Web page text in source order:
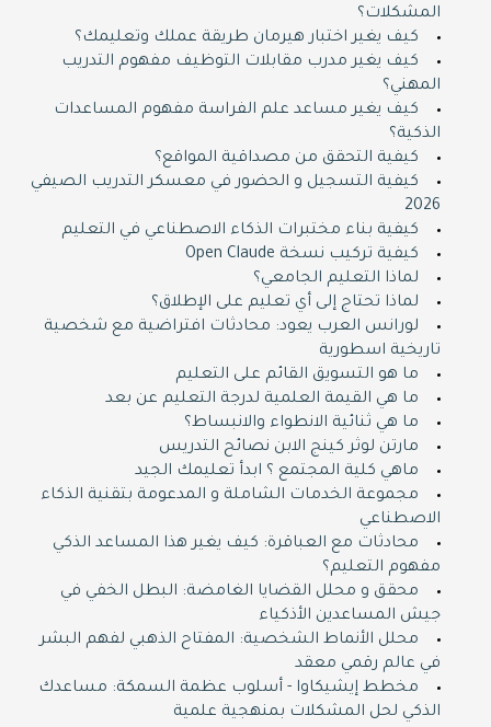
المشكلات؟
كيف يغير اختبار هيرمان طريقة عملك وتعليمك؟
كيف يغير مدرب مقابلات التوظيف مفهوم التدريب
المهني؟
كيف يغير مساعد علم الفراسة مفهوم المساعدات
الذكية؟
كيفية التحقق من مصداقية المواقع؟
كيفية التسجيل و الحضور في معسكر التدريب الصيفي
2026
كيفية بناء مختبرات الذكاء الاصطناعي في التعليم
كيفية تركيب نسخة Open Claude
لماذا التعليم الجامعي؟
لماذا تحتاج إلى أي تعليم على الإطلاق؟
لورانس العرب يعود: محادثات افتراضية مع شخصية
تاريخية اسطورية
ما هو التسويق القائم على التعليم
ما هي القيمة العلمية لدرجة التعليم عن بعد
ما هي ثنائية الانطواء والانبساط؟
مارتن لوثر كينج الابن نصائح التدريس
ماهي كلية المجتمع ؟ ابدأ تعليمك الجيد
مجموعة الخدمات الشاملة و المدعومة بتقنية الذكاء
الاصطناعي
محادثات مع العباقرة: كيف يغير هذا المساعد الذكي
مفهوم التعليم؟
محقق و محلل القضايا الغامضة: البطل الخفي في
جيش المساعدين الأذكياء
محلل الأنماط الشخصية: المفتاح الذهبي لفهم البشر
في عالم رقمي معقد
مخطط إيشيكاوا - أسلوب عظمة السمكة: مساعدك
الذكي لحل المشكلات بمنهجية علمية